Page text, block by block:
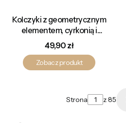
Kolczyki z geometrycznym
elementem, cyrkonią i
prostym patyczkiem
Cena
49,90 zł
Zobacz produkt
Strona z 85